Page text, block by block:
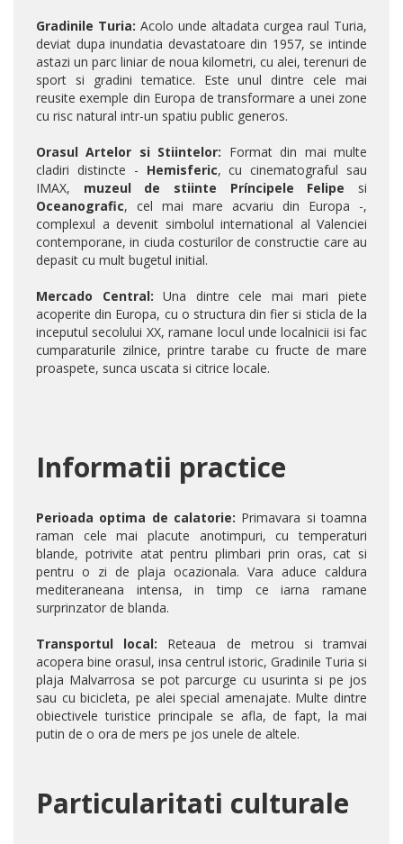
Gradinile Turia: Acolo unde altadata curgea raul Turia,
deviat dupa inundatia devastatoare din 1957, se intinde
astazi un parc liniar de noua kilometri, cu alei, terenuri de
sport si gradini tematice. Este unul dintre cele mai
reusite exemple din Europa de transformare a unei zone
cu risc natural intr-un spatiu public generos.
Orasul Artelor si Stiintelor: Format din mai multe
cladiri distincte - Hemisferic, cu cinematograful sau
IMAX, muzeul de stiinte Príncipele Felipe si
Oceanografic, cel mai mare acvariu din Europa -,
complexul a devenit simbolul international al Valenciei
contemporane, in ciuda costurilor de constructie care au
depasit cu mult bugetul initial.
Mercado Central: Una dintre cele mai mari piete
acoperite din Europa, cu o structura din fier si sticla de la
inceputul secolului XX, ramane locul unde localnicii isi fac
cumparaturile zilnice, printre tarabe cu fructe de mare
proaspete, sunca uscata si citrice locale.
Informatii practice
Perioada optima de calatorie: Primavara si toamna
raman cele mai placute anotimpuri, cu temperaturi
blande, potrivite atat pentru plimbari prin oras, cat si
pentru o zi de plaja ocazionala. Vara aduce caldura
mediteraneana intensa, in timp ce iarna ramane
surprinzator de blanda.
Transportul local: Reteaua de metrou si tramvai
acopera bine orasul, insa centrul istoric, Gradinile Turia si
plaja Malvarrosa se pot parcurge cu usurinta si pe jos
sau cu bicicleta, pe alei special amenajate. Multe dintre
obiectivele turistice principale se afla, de fapt, la mai
putin de o ora de mers pe jos unele de altele.
Particularitati culturale